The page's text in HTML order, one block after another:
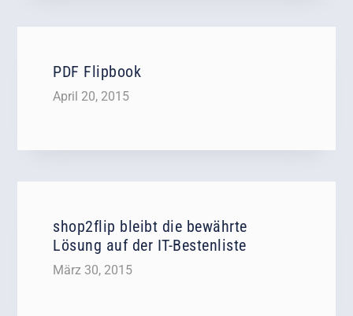
PDF Flipbook
April 20, 2015
shop2flip bleibt die bewährte
Lösung auf der IT-Bestenliste
März 30, 2015